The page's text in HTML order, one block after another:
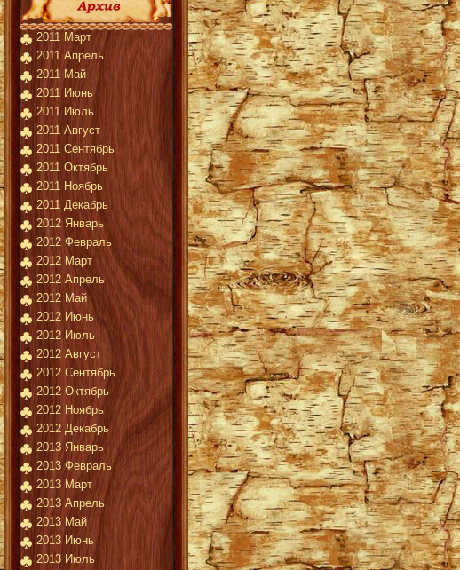
2011 Март
2011 Апрель
2011 Май
2011 Июнь
2011 Июль
2011 Август
2011 Сентябрь
2011 Октябрь
2011 Ноябрь
2011 Декабрь
2012 Январь
2012 Февраль
2012 Март
2012 Апрель
2012 Май
2012 Июнь
2012 Июль
2012 Август
2012 Сентябрь
2012 Октябрь
2012 Ноябрь
2012 Декабрь
2013 Январь
2013 Февраль
2013 Март
2013 Апрель
2013 Май
2013 Июнь
2013 Июль